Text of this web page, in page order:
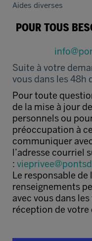
Aides diverses
POUR TOUS
Suite à votre
vous dans les 48h
Pour toute
de la mise à jour
personnels ou
préoccupation à
communiquer
l’adresse courriel
:
Le responsable
renseignements
avec vous dans
réception de votre